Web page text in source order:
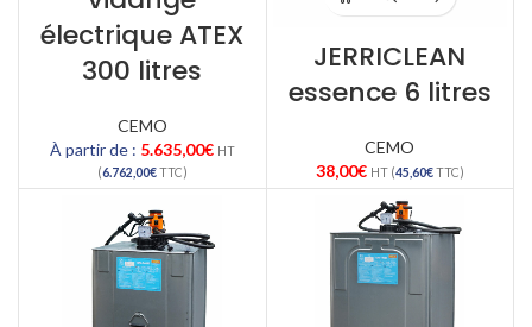
électrique ATEX
300 litres
CEMO
À partir de : 5.635,00€ HT
(6.762,00€TTC)
JERRICLEAN
essence 6 litres
CEMO
38,00€ HT (45,60€TTC)